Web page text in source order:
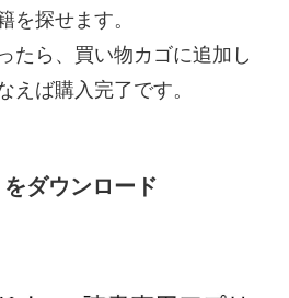
を探せます。
たら、買い物カゴに追加し
えば購入完了です。
ダウンロード